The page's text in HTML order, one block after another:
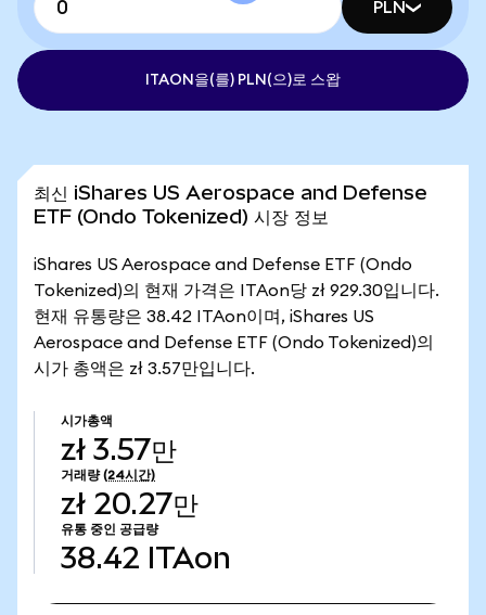
PLN
ITAON을(를) PLN(으)로 스왑
최신 iShares US Aerospace and Defense
ETF (Ondo Tokenized) 시장 정보
iShares US Aerospace and Defense ETF (Ondo
Tokenized)의 현재 가격은 ITAon당 zł 929.30입니다.
현재 유통량은 38.42 ITAon이며, iShares US
Aerospace and Defense ETF (Ondo Tokenized)의
시가 총액은 zł 3.57만입니다.
시가총액
zł 3.57만
거래량 (24시간)
zł 20.27만
유통 중인 공급량
38.42 ITAon